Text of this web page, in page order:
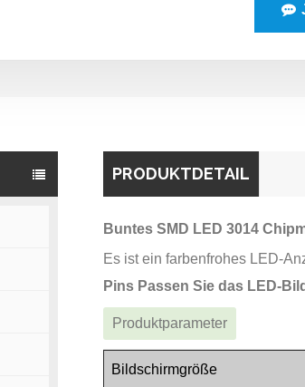
PRODUKTDETAIL
Buntes SMD LED 3014
Es ist ein farbenfrohes LED-
Pins Passen Sie das LED-
Produktparameter
Bildschirmgröße